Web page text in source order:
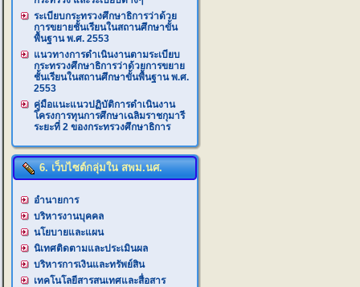
ระเบียบกระทรวงศึกษาธิการว่าด้วย
การขยายชั้นเรียนในสถานศึกษาขั้น
พื้นฐาน พ.ศ. 2553
แนวทางการดำเนินงานตามระเบียบ
กระทรวงศึกษาธิการว่าด้วยการขยาย
ชั้นเรียนในสถานศึกษาขั้นพื้นฐาน พ.ศ.
2553
คู่มือแนะแนวปฏิบัติการดำเนินงาน
โครงการทุนการศึกษาเฉลิมราชกุมารี
ระยะที่ 2 ของกระทรวงศึกษาธิการ
6. เว็บไซต์กลุ่มใน สพม.นศ.
อำนายการ
บริหารงานบุคคล
นโยบายและแผน
นิเทศติดตามและประเมินผล
บริหารการเงินและทรัพย์สิน
เทคโนโลยีสารสนเทศและสื่อสาร